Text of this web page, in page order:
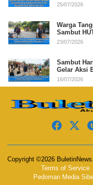
25/07/2026
Warga
Sambut
23/07/2026
Sambut
Gelar Aksi
16/07/2026
Copyright ©2026
Terms of Service
Pedoman Media